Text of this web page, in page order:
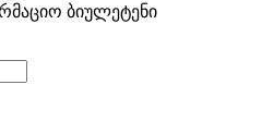
ბიულეტენი